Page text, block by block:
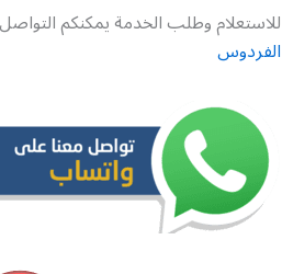
للاستعلام وطلب الخدمة يمكنكم
الفردوس